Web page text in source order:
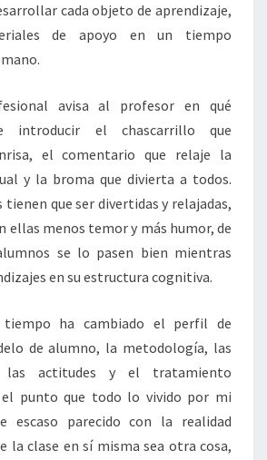
cada objeto de aprendizaje,
de apoyo en un tiempo
avisa al profesor en qué
introducir el chascarrillo que
el comentario que relaje la
y la broma que divierta a todos.
tienen que ser divertidas y relajadas,
ellas menos temor y más humor, de
se lo pasen bien mientras
en su estructura cognitiva.
ha cambiado el perfil de
de alumno, la metodología, las
las actitudes y el tratamiento
el punto que todo lo vivido por mi
escaso parecido con la realidad
la clase en sí misma sea otra cosa,